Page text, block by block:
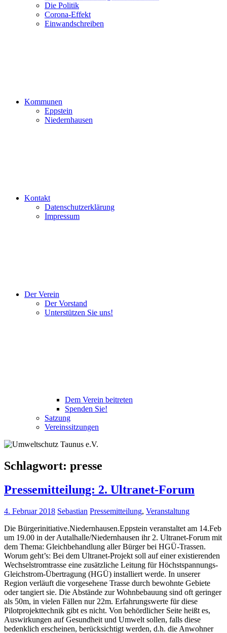
Die Politik
Corona-Effekt
Einwandschreiben
Kommunen
Eppstein
Niedernhausen
Kontakt
Datenschutzerklärung
Impressum
Der Verein
Der Vorstand
Unterstützen Sie uns!
Dem Verein beitreten
Spenden Sie!
Satzung
Vereinssitzungen
Schlagwort: presse
Pressemitteilung: 2. Ultranet-Forum
4. Februar 2018 Sebastian Pressemitteilung, Veranstaltung
Die Bürgerinitiative.Niedernhausen.Eppstein veranstaltet am 14.Feb
um 19.00 in der Autalhalle/Niedernhausen ihr 2. Ultranet-Forum mit
dem Thema: Gleichbehandlung aller Bürger bei HGÜ-Trassen.
Worum geht’s: Bei dem Ultranet-Projekt soll auf einer existierenden
Wechselstromtrasse eine zusätzliche Leitung für Höchstspannungs-
Gleichstrom-Übertragung (HGÜ) installiert werde. In unserer
Region verläuft die vorgesehene Trasse durch bewohnte Gebiete
oder tangiert sie. Die Abstände zur Wohnbebauung sind oft geringer
als 50m, in vielen Fällen nur 22m. Erfahrungswerte für diese
Pilotprojekttechnik gibt es nicht. Von behördlicher Seite heißt es,
Auswirkungen auf Gesundheit und Umwelt sollen, falls diese
bedenklich erscheinen, berücksichtigt werden, d.h. die Anwohner